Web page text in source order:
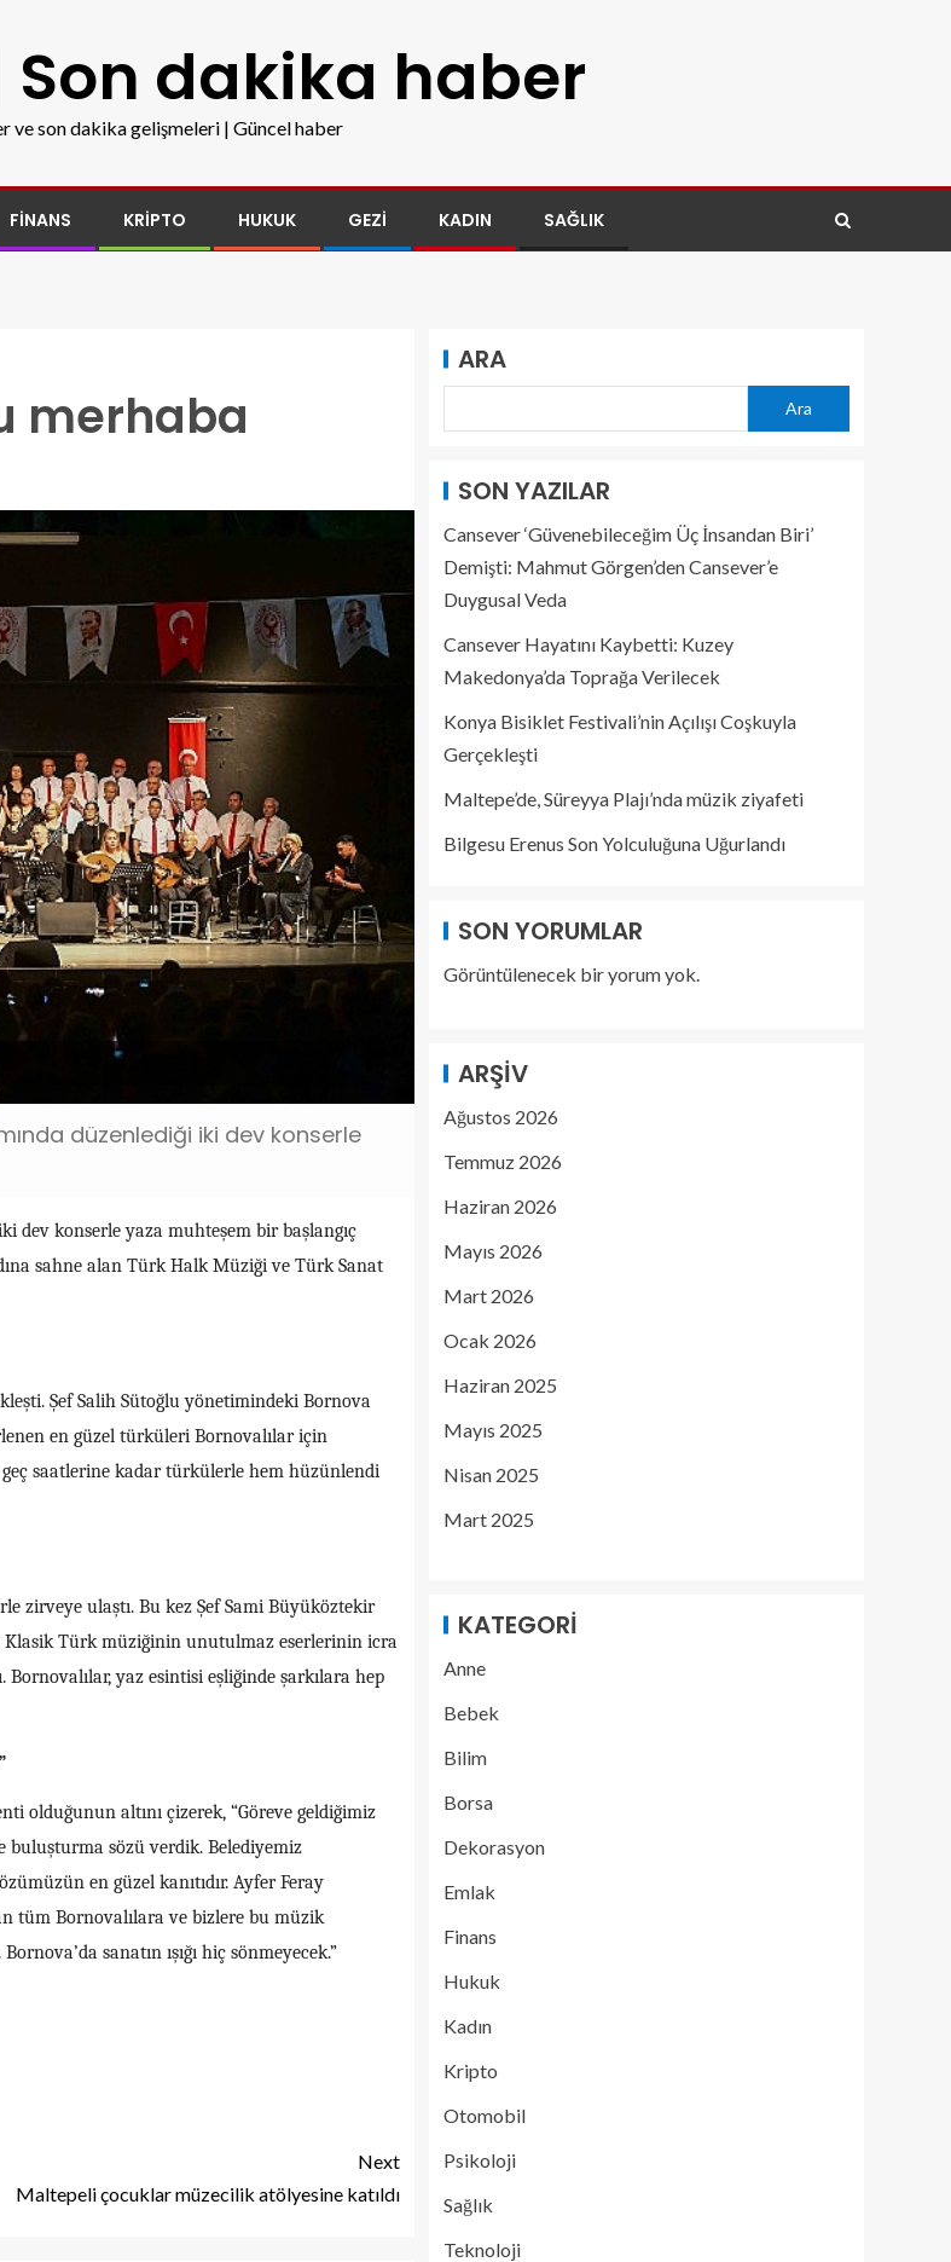
Son dakika haber
ve son dakika gelişmeleri | Güncel haber
FINANS KRIPTO HUKUK GEZI KADIN SAĞLIK
merhaba
düzenlediği iki dev konserle
dev konserle yaza muhteşem bir başlangıç
sahne alan Türk Halk Müziği ve Türk Sanat
Şef Salih Sütoğlu yönetimindeki Bornova
en güzel türküleri Bornovalılar için
saatlerine kadar türkülerle hem hüzünlendi
zirveye ulaştı. Bu kez Şef Sami Büyüköztekir
Klasik Türk müziğinin unutulmaz eserlerinin icra
yaz esintisi eşliğinde şarkılara hep
olduğunun altını çizerek, “Göreve geldiğimiz
buluşturma sözü verdik. Belediyemiz
en güzel kanıtıdır. Ayfer Feray
tüm Bornovalılara ve bizlere bu müzik
sanatın ışığı hiç sönmeyecek.”
Next
Maltepeli çocuklar müzecilik atölyesine katıldı
ARA
Ara
SON YAZILAR
Cansever ‘Güvenebileceğim Üç İnsandan Biri’
Demişti: Mahmut Görgen’den Cansever’e
Duygusal Veda
Cansever Hayatını Kaybetti: Kuzey
Makedonya’da Toprağa Verilecek
Konya Bisiklet Festivali’nin Açılışı Coşkuyla
Gerçekleşti
Maltepe’de, Süreyya Plajı’nda müzik ziyafeti
Bilgesu Erenus Son Yolculuğuna Uğurlandı
SON YORUMLAR
Görüntülenecek bir yorum yok.
ARŞIV
Ağustos 2026
Temmuz 2026
Haziran 2026
Mayıs 2026
Mart 2026
Ocak 2026
Haziran 2025
Mayıs 2025
Nisan 2025
Mart 2025
KATEGORI
Anne
Bebek
Bilim
Borsa
Dekorasyon
Emlak
Finans
Hukuk
Kadın
Kripto
Otomobil
Psikoloji
Sağlık
Teknoloji